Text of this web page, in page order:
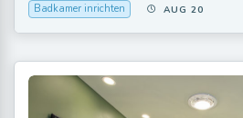
Badkamer inrichten AUG 20